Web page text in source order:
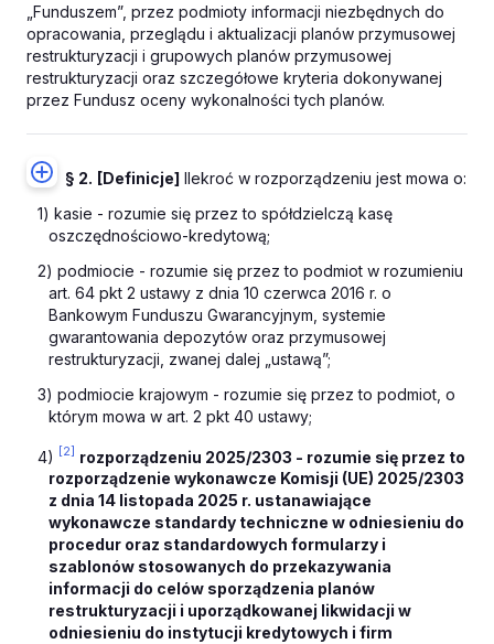
„Funduszem”, przez podmioty informacji niezbędnych do
opracowania, przeglądu i aktualizacji planów przymusowej
restrukturyzacji i grupowych planów przymusowej
restrukturyzacji oraz szczegółowe kryteria dokonywanej
przez Fundusz oceny wykonalności tych planów.
§ 2. [Definicje] Ilekroć w rozporządzeniu jest mowa o:
1) kasie - rozumie się przez to spółdzielczą kasę
oszczędnościowo-kredytową;
2) podmiocie - rozumie się przez to podmiot w rozumieniu
art. 64 pkt 2 ustawy z dnia 10 czerwca 2016 r. o
Bankowym Funduszu Gwarancyjnym, systemie
gwarantowania depozytów oraz przymusowej
restrukturyzacji, zwanej dalej „ustawą”;
3) podmiocie krajowym - rozumie się przez to podmiot, o
którym mowa w art. 2 pkt 40 ustawy;
4) [2] rozporządzeniu 2025/2303 - rozumie się przez to
rozporządzenie wykonawcze Komisji (UE) 2025/2303
z dnia 14 listopada 2025 r. ustanawiające
wykonawcze standardy techniczne w odniesieniu do
procedur oraz standardowych formularzy i
szablonów stosowanych do przekazywania
informacji do celów sporządzenia planów
restrukturyzacji i uporządkowanej likwidacji w
odniesieniu do instytucji kredytowych i firm